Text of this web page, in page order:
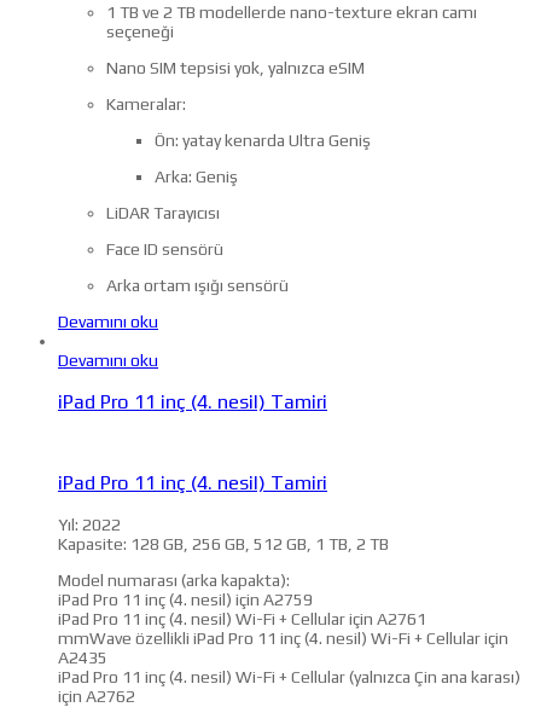
1 TB ve 2 TB modellerde nano-texture ekran camı
seçeneği
Nano SIM tepsisi yok, yalnızca eSIM
Kameralar:
Ön: yatay kenarda Ultra Geniş
Arka: Geniş
LiDAR Tarayıcısı
Face ID sensörü
Arka ortam ışığı sensörü
Devamını oku
Devamını oku
iPad Pro 11 inç (4. nesil) Tamiri
iPad Pro 11 inç (4. nesil) Tamiri
Yıl: 2022
Kapasite: 128 GB, 256 GB, 512 GB, 1 TB, 2 TB
Model numarası (arka kapakta):
iPad Pro 11 inç (4. nesil) için A2759
iPad Pro 11 inç (4. nesil) Wi-Fi + Cellular için A2761
mmWave özellikli iPad Pro 11 inç (4. nesil) Wi-Fi + Cellular için
A2435
iPad Pro 11 inç (4. nesil) Wi-Fi + Cellular (yalnızca Çin ana karası)
için A2762